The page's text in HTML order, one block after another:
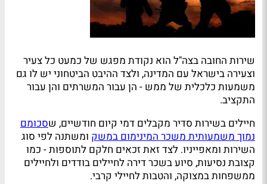
שירות החובה בצה"ל הוא נקודת מפגש של כמעט כל צעיר
וצעירה בישראל עם המדינה, ולצד ההיבט הביטחוני יש לו גם
משמעות כלכלית של ממש - הן עבור המשרתים והן עבור
התקציב.
חיילים בשירות סדיר מקבלים דמי קיום חודשיים, שסכומם
נמוך משמעותית משכר המינימום במשק ומשתנה לפי סוג
השירות ומאפייניו. לצד זאת זכאים חלקם לתוספות - כמו
קצובת נסיעות, סיוע בשכר דירה לחיילים בודדים ולחיילים
ממשפחות במצוקה, והטבות לחיילי קרבי.